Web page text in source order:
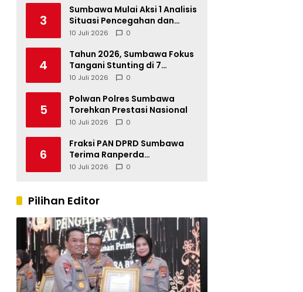
3
Sumbawa Mulai Aksi 1 Analisis
Situasi Pencegahan dan
Percepatan Penurunan
10 Juli 2026 0
4
Tahun 2026, Sumbawa Fokus
Tangani Stunting di 7
Kacamatan
10 Juli 2026 0
5
Polwan Polres Sumbawa
Torehkan Prestasi Nasional
10 Juli 2026 0
6
Fraksi PAN DPRD Sumbawa
Terima Ranperda
Pertanggungjawaban APBD
10 Juli 2026 0
Pilihan Editor